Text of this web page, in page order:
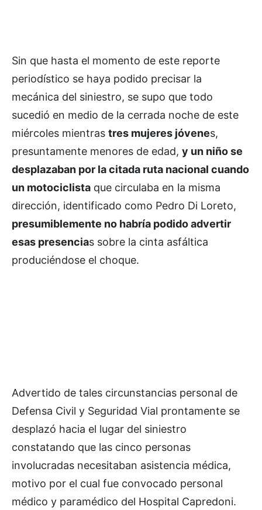
Sin que hasta el momento de este reporte
periodístico se haya podido precisar la
mecánica del siniestro, se supo que todo
sucedió en medio de la cerrada noche de este
miércoles mientras tres mujeres jóvenes,
presuntamente menores de edad, y un niño se
desplazaban por la citada ruta nacional cuando
un motociclista que circulaba en la misma
dirección, identificado como Pedro Di Loreto,
presumiblemente no habría podido advertir
esas presencias sobre la cinta asfáltica
produciéndose el choque.
Advertido de tales circunstancias personal de
Defensa Civil y Seguridad Vial prontamente se
desplazó hacia el lugar del siniestro
constatando que las cinco personas
involucradas necesitaban asistencia médica,
motivo por el cual fue convocado personal
médico y paramédico del Hospital Capredoni.